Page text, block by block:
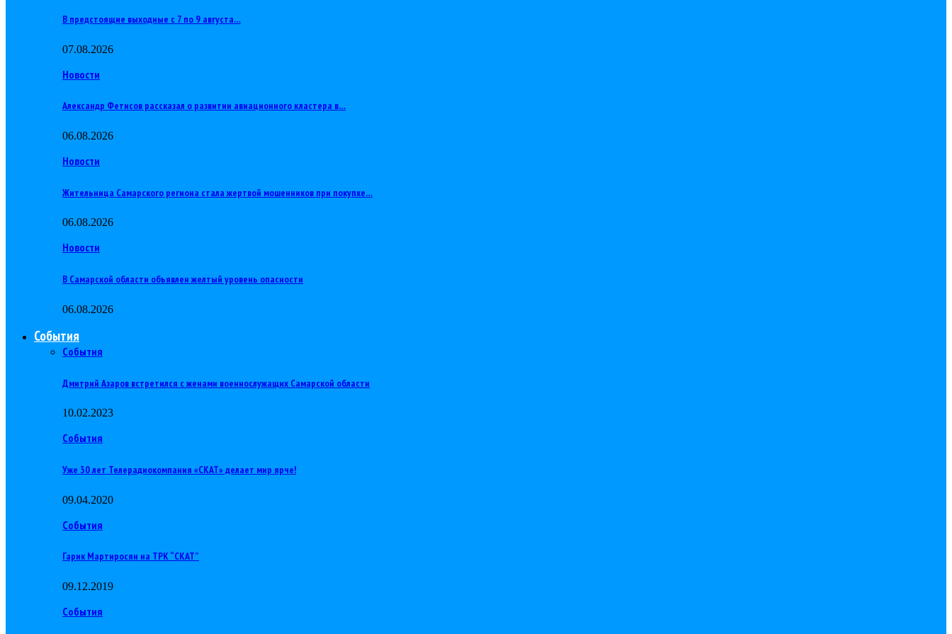
В предстоящие выходные с 7 по 9 августа…
07.08.2026
Новости
Александр Фетисов рассказал о развитии авиационного кластера в…
06.08.2026
Новости
Жительница Самарского региона стала жертвой мошенников при покупке…
06.08.2026
Новости
В Самарской области объявлен желтый уровень опасности
06.08.2026
События
События
Дмитрий Азаров встретился с женами военнослужащих Самарской области
10.02.2023
События
Уже 30 лет Телерадиокомпания «СКАТ» делает мир ярче!
09.04.2020
События
Гарик Мартиросян на ТРК “СКАТ”
09.12.2019
События